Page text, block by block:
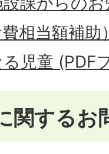
相当額補
児童 (PDF
関するお